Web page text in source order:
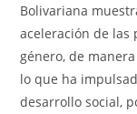
Bolivariana
aceleración de las
género, de
lo que ha
desarrollo social,